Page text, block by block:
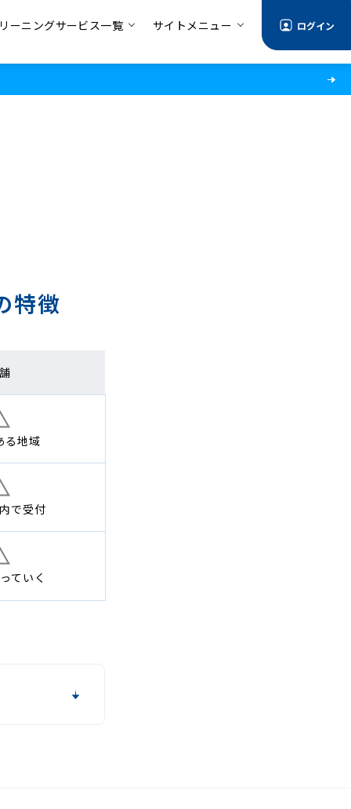
ーニングサービス一覧 サイトメニュー ログイン
特徴
る地域
で受付
ていく